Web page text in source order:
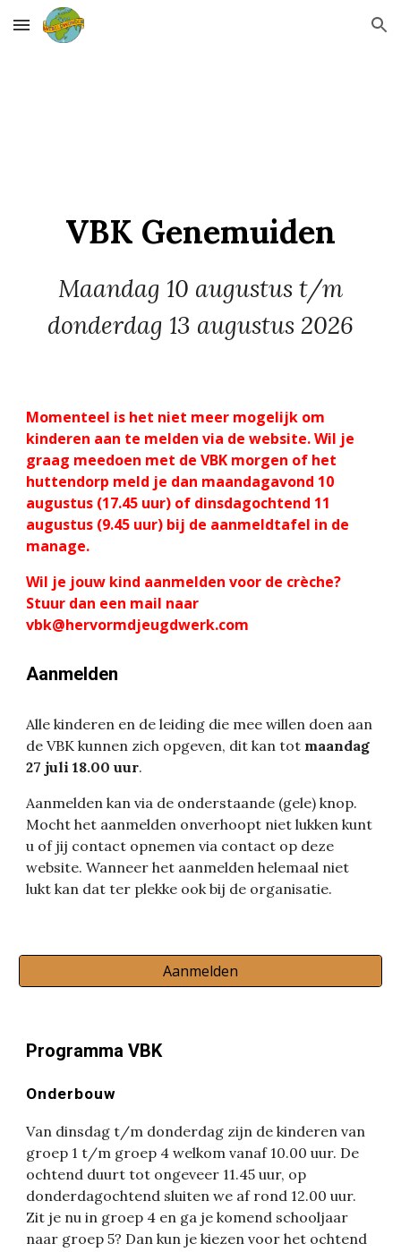
Skip to main content Skip to navigation
VBK Genemuiden
Maandag 10 augustus t/m
donderdag 13 augustus 2026
Momenteel is het niet meer mogelijk om
kinderen aan te melden via de website. Wil je
graag meedoen met de VBK morgen of het
huttendorp meld je dan maandagavond 10
augustus (17.45 uur) of dinsdagochtend 11
augustus (9.45 uur) bij de aanmeldtafel in de
manage.
Wil je jouw kind aanmelden voor de crèche?
Stuur dan een mail naar
vbk@hervormdjeugdwerk.com
Aanmelden
Alle kinderen en de leiding die mee willen doen aan
de VBK kunnen zich opgeven, dit kan tot maandag
27 juli 18.00 uur.
Aanmelden kan via de onderstaande (gele) knop.
Mocht het aanmelden onverhoopt niet lukken kunt
u of jij contact opnemen via contact op deze
website. Wanneer het aanmelden helemaal niet
lukt kan dat ter plekke ook bij de organisatie.
Aanmelden
Programma VBK
Onderbouw
Van dinsdag t/m donderdag zijn de kinderen van
groep 1 t/m groep 4 welkom vanaf 10.00 uur. De
ochtend duurt tot ongeveer 11.45 uur, op
donderdagochtend sluiten we af rond 12.00 uur.
Zit je nu in groep 4 en ga je komend schooljaar
naar groep 5? Dan kun je kiezen voor het ochtend